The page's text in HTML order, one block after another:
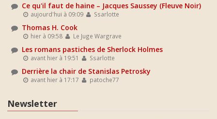
Ce qu'il faut de haine – Jacques Saussey (Fleuve Noir)
aujourd'hui à 09:09 Ssarlotte
Thomas H. Cook
hier à 09:58 Le Juge Wargrave
Les romans pastiches de Sherlock Holmes
avant hier à 19:51 Ssarlotte
Derrière la chair de Stanislas Petrosky
avant hier à 17:17 patoche77
Newsletter